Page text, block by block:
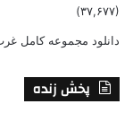
(۳۷,۶۷۷)
دانلود مجموعه کامل
پخش زنده